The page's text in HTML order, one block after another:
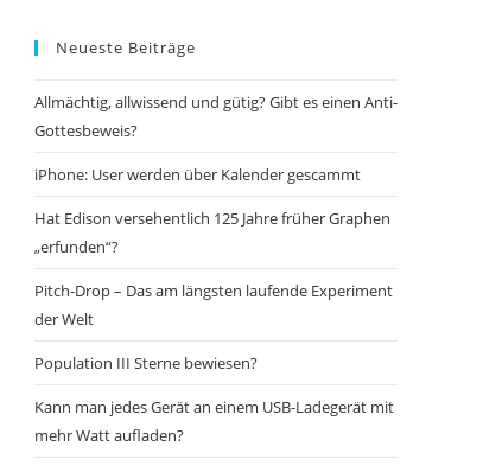
Neueste Beiträge
Allmächtig, allwissend und gütig? Gibt es einen Anti-
Gottesbeweis?
iPhone: User werden über Kalender gescammt
Hat Edison versehentlich 125 Jahre früher Graphen
„erfunden“?
Pitch-Drop – Das am längsten laufende Experiment
der Welt
Population III Sterne bewiesen?
Kann man jedes Gerät an einem USB-Ladegerät mit
mehr Watt aufladen?